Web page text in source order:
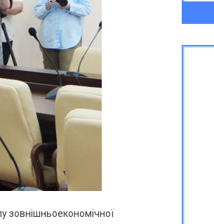
зовнішньоекономічної